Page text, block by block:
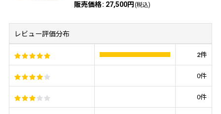
販売価格: 27,500円 (税込)
レビュー評価分布
2件
0件
0件